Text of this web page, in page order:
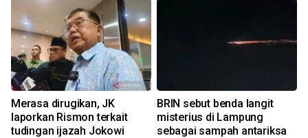
Merasa dirugikan, JK
laporkan Rismon terkait
tudingan ijazah Jokowi
BRIN sebut benda langit
misterius di Lampung
sebagai sampah antariksa